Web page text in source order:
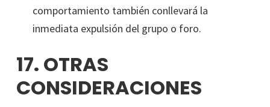
comportamiento también conllevará la
inmediata expulsión del grupo o foro.
17. OTRAS
CONSIDERACIONES